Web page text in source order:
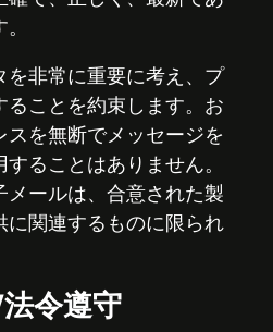
を非常に重要に考え、プ
ることを約束します。お
スを無断でメッセージを
ることはありません。
メールは、合意された製
に関連するものに限られ
令遵守